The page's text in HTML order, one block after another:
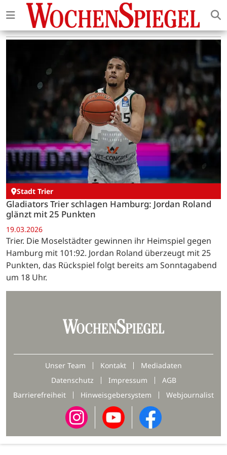
Stadt Trier
Gladiators Trier schlagen Hamburg: Jordan Roland
glänzt mit 25 Punkten
19.03.2026
Trier. Die Moselstädter gewinnen ihr Heimspiel gegen
Hamburg mit 101:92. Jordan Roland überzeugt mit 25
Punkten, das Rückspiel folgt bereits am Sonntagabend
um 18 Uhr.
Unser Team Kontakt
Mediadaten
Datenschutz
Impressum
AGB
Barrierefreiheit
Hinweisgebersystem Webjournalist